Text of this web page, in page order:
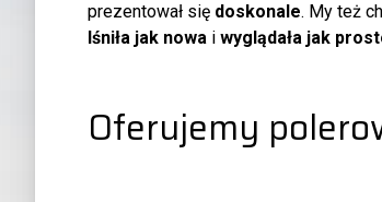
prezentował się doskonale. My też
lśniła jak nowa i wyglądała jak
Oferujemy